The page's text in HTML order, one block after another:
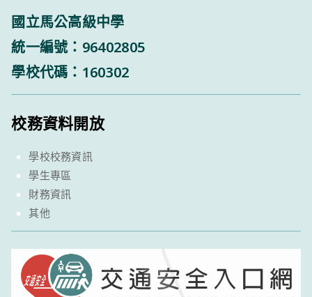
國立馬公高級中學
統一編號：96402805
學校代碼：160302
校務資料開放
學校校務資訊
學生專區
財務資訊
其他